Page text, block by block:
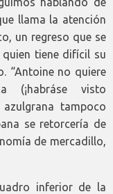
llama la atención
un regreso que se
tiene difícil su
“Antoine no quiere
visto
tampoco
se retorcería de
de mercadillo,
inferior de la